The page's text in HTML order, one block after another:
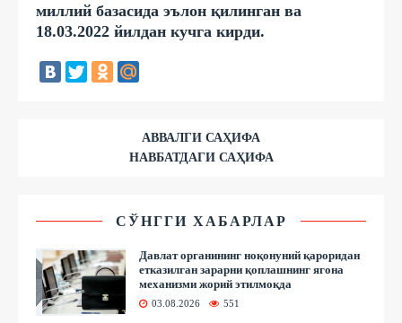
миллий базасида эълон қилинган ва
18.03.2022 йилдан кучга кирди.
АВВАЛГИ САҲИФА
НАВБАТДАГИ САҲИФА
СЎНГГИ ХАБАРЛАР
Давлат органининг ноқонуний қароридан
етказилган зарарни қоплашнинг ягона
механизми жорий этилмоқда
03.08.2026 551